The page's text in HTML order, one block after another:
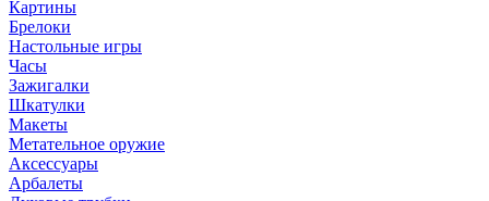
Картины
Брелоки
Настольные игры
Часы
Зажигалки
Шкатулки
Макеты
Метательное оружие
Аксессуары
Арбалеты